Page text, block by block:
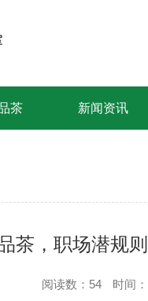
茶 新闻资讯
茶，职场潜规
阅读数：54 时间